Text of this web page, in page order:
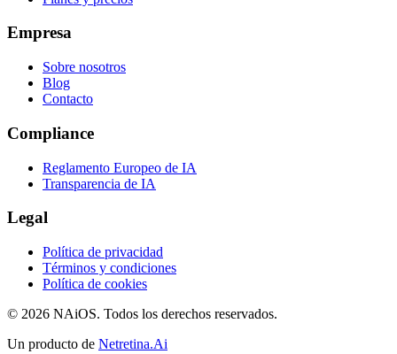
Empresa
Sobre nosotros
Blog
Contacto
Compliance
Reglamento Europeo de IA
Transparencia de IA
Legal
Política de privacidad
Términos y condiciones
Política de cookies
© 2026 NAiOS. Todos los derechos reservados.
Un producto de Netretina.Ai